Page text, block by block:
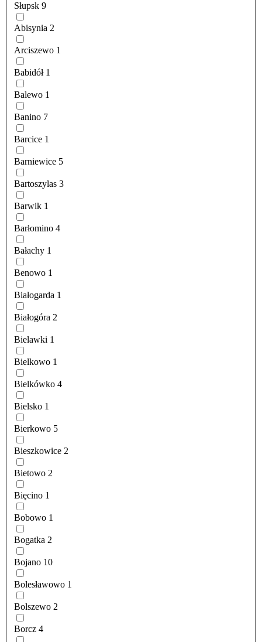
Słupsk 9
Abisynia 2
Arciszewo 1
Babidół 1
Balewo 1
Banino 7
Barcice 1
Barniewice 5
Bartoszylas 3
Barwik 1
Barłomino 4
Bałachy 1
Benowo 1
Białogarda 1
Białogóra 2
Bielawki 1
Bielkowo 1
Bielkówko 4
Bielsko 1
Bierkowo 5
Bieszkowice 2
Bietowo 2
Bięcino 1
Bobowo 1
Bogatka 2
Bojano 10
Bolesławowo 1
Bolszewo 2
Borcz 4